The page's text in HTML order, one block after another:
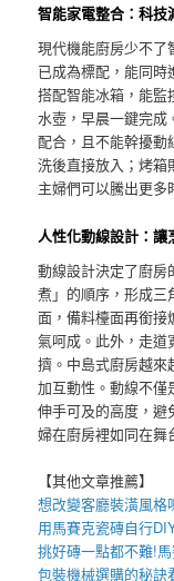
智能家電整合：科技
現代機能廚房少不了
已成為標配，能同
搭配智能冰箱，能監
水壺，早晨一鍵完成
配合，且不能幹擾動
洗後直接放入；烤箱
主婦們可以騰出更多
人性化動線設計：
動線設計決定了廚房
煮」的順序，形成三
面，備料檯面再銜接
氣呵成。此外，走道
擠。中島式廚房越來
加互動性。動線不
伸手可及的高度，避
婦在廚房裡如同在舞
【其他文章推薦】
想改變客廳裝潢風格
用馬賽克瓷磚自行
挑好磚一點都不難!
包裝機械選購的秘訣